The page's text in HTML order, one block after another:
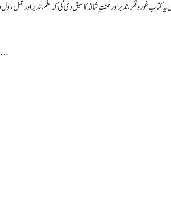
و فکر ، تدبر اور محنتِ شاقہ کا سبق دی گی کہ علم، تدبر اور عمل ،